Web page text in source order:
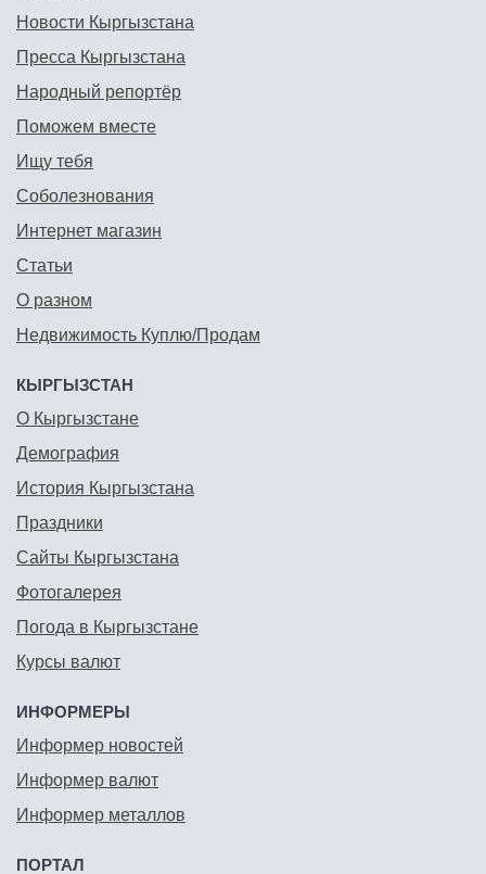
Новости Кыргызстана
Пресса Кыргызстана
Народный репортёр
Поможем вместе
Ищу тебя
Соболезнования
Интернет магазин
Статьи
О разном
Недвижимость Куплю/Продам
КЫРГЫЗСТАН
О Кыргызстане
Демография
История Кыргызстана
Праздники
Сайты Кыргызстана
Фотогалерея
Погода в Кыргызстане
Курсы валют
ИНФОРМЕРЫ
Информер новостей
Информер валют
Информер металлов
ПОРТАЛ